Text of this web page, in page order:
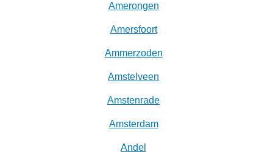
Amerongen
Amersfoort
Ammerzoden
Amstelveen
Amstenrade
Amsterdam
Andel